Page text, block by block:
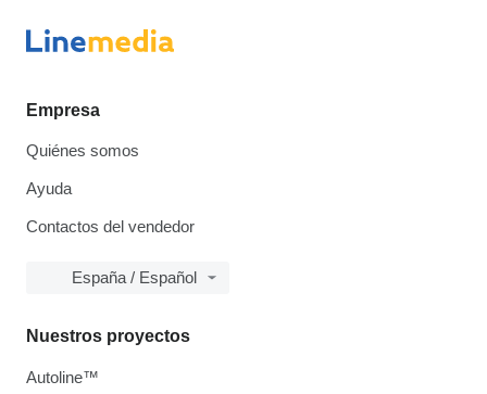
Empresa
Quiénes somos
Ayuda
Contactos del vendedor
España / Español
Nuestros proyectos
Autoline™